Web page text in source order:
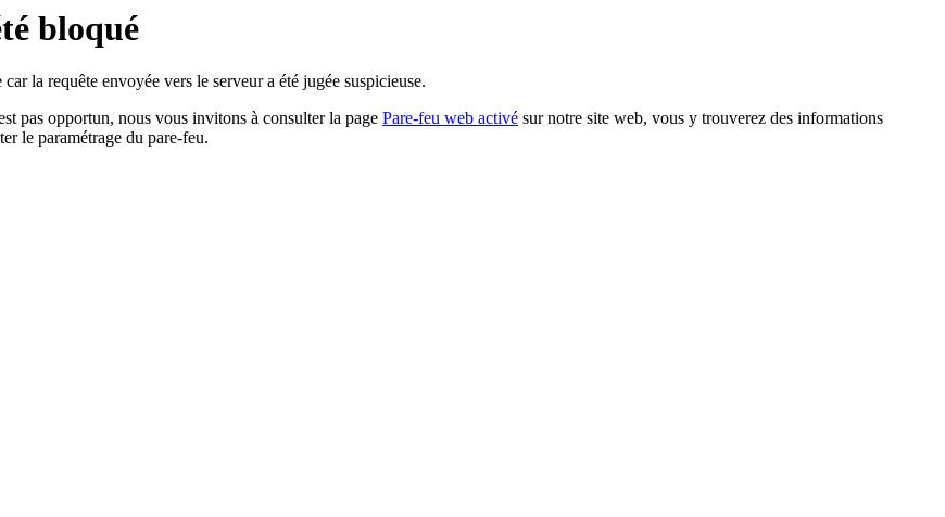
bloqué
la requête envoyée vers le serveur a été jugée suspicieuse.
pas opportun, nous vous invitons à consulter la page Pare-feu web activé sur notre site web, vous y trouverez des informations
le paramétrage du pare-feu.